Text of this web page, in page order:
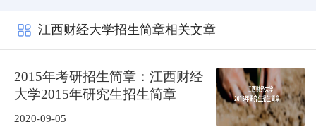
江西财经大学招生简章相关文章
2015年考研招生简章：江西财经
大学2015年研究生招生简章
2020-09-05